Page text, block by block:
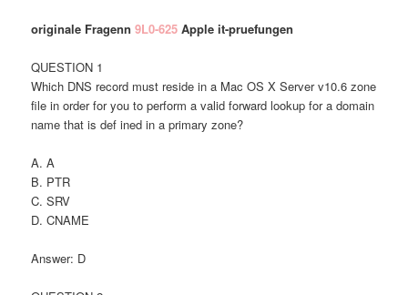
originale Fragenn9L0-625 Apple it-pruefungen
QUESTION 1
Which DNS record must reside in a Mac OS X Server v10.6 zone
file in order for you to perform a valid forward lookup for a domain
name that is def ined in a primary zone?
A. A
B. PTR
C. SRV
D. CNAME
Answer: D